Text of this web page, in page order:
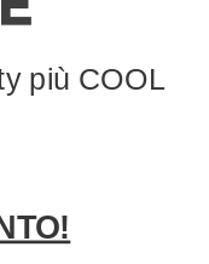
taglia 48, è
più COOL